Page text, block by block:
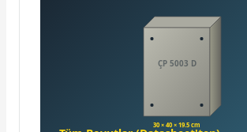
30 × 40 × 19,5 cm
ÇP 5003 D